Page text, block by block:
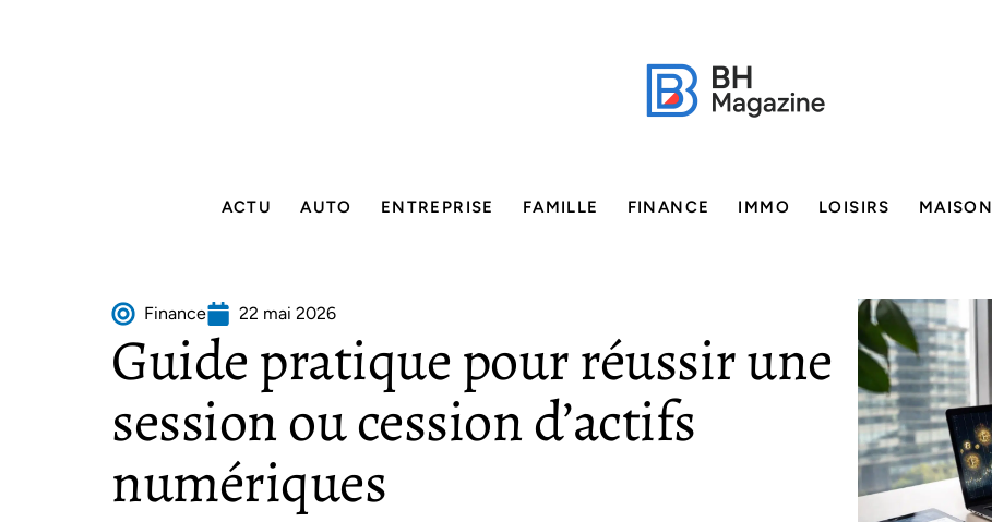
ACTU AUTO ENTREPRISE FAMILLE FINANCE IMMO LOISIRS MAISON
Finance 22 mai 2026
Guide pratique pour réussir une
session ou cession d’actifs
numériques